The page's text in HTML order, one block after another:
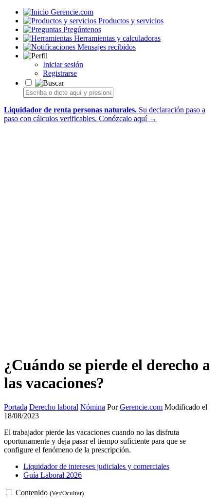
Gerencie.com
Productos y servicios
Pregúntenos
Herramientas y calculadoras
Mensajes recibidos
Iniciar sesión
Registrarse
Liquidador de renta personas naturales. Su declaración paso a
paso con cálculos verificables. Conózcalo aquí →
¿Cuándo se pierde el derecho a
las vacaciones?
Portada Derecho laboral Nómina PorGerencie.com Modificado el
18/08/2023
El trabajador pierde las vacaciones cuando no las disfruta
oportunamente y deja pasar el tiempo suficiente para que se
configure el fenómeno de la prescripción.
Liquidador de intereses judiciales y comerciales
Guía Laboral 2026
Contenido (Ver/Ocultar)